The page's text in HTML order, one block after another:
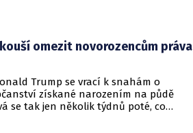
omezit novorozencům práva
Trump se vrací k snahám o
získané narozením na půdě
se tak jen několik týdnů poté, co